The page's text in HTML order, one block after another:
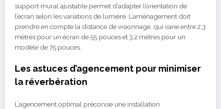
support mural ajustable permet d’adapter l’orientation de
l’écran selon les variations de lumière. L’aménagement doit
prendre en compte la distance de visionnage, qui varie entre 2,3
mètres pour un écran de 55 pouces et 3,2 mètres pour un
modèle de 75 pouces.
Les astuces d’agencement pour minimiser
la réverbération
L’agencement optimal préconise une installation